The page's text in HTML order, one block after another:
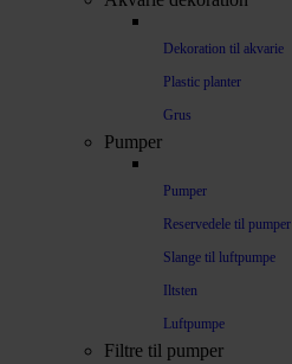
Dekoration til akvarie
Plastic planter
Grus
Pumper
Pumper
Reservedele til pumper
Slange til luftpumpe
Iltsten
Luftpumpe
Filtre til pumper